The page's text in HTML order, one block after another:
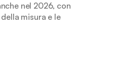
nel 2026, con
misura e le